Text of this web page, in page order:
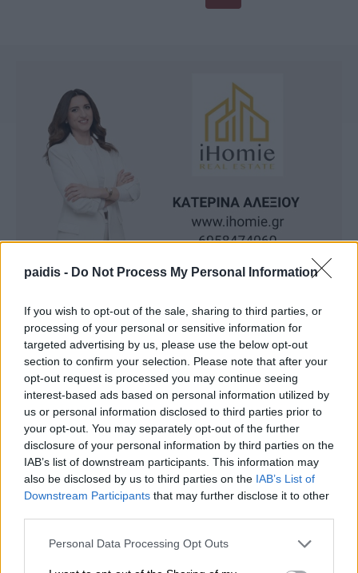
paidis - Do Not Process My Personal Information
If you wish to opt-out of the sale, sharing to third parties, or
processing of your personal or sensitive information for
targeted advertising by us, please use the below opt-out
section to confirm your selection. Please note that after your
opt-out request is processed you may continue seeing
interest-based ads based on personal information utilized by
us or personal information disclosed to third parties prior to
your opt-out. You may separately opt-out of the further
disclosure of your personal information by third parties on the
IAB’s list of downstream participants. This information may
also be disclosed by us to third parties on the IAB’s List of
Downstream Participants that may further disclose it to other
Personal Data Processing Opt Outs